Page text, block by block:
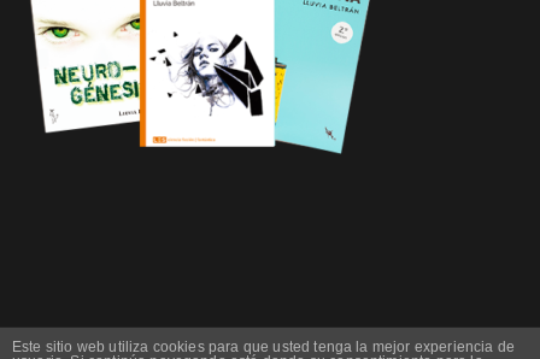
Este sitio web utiliza cookies para que usted tenga la mejor experiencia de